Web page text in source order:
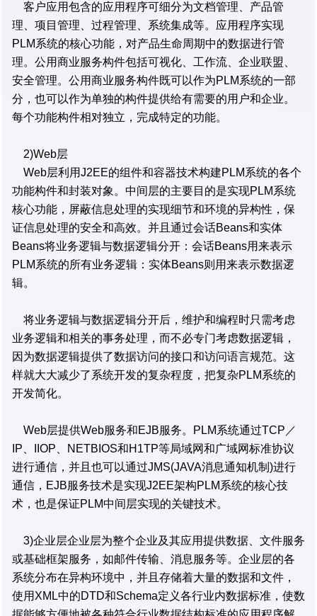
客户应用包含的应用程序可细分为文档管理、产品管
理、项目管理、过程管理、系统集成等。应用程序实现
PLM系统的核心功能，对产品生命周期中的数据进行管
理。公用商业服务构件包括可视化、工作流、企业联盟、
安全管理。公用商业服务构件既可以作为PLM系统的一部
分，也可以作为单独的构件提供给有需要的用户和企业。
每个功能构件相对独立，完成特定的功能。
2)Web层
Web层利用J2EE的组件和容器技术构建PLM系统的各个
功能构件和封装对象。中间层的主要目的是实现PLM系统
核心功能，屏蔽信息处理的实现细节和环境的异构性，保
证信息处理的安全和高效。并且通过会话Beans和实体
Beans将业务逻辑与数据逻辑分开：会话Beans用来表示
PLM系统的所有业务逻辑：实体Beans则用来表示数据逻
辑。
将业务逻辑与数据逻辑分开后，维护和编程时只需考虑
业务逻辑和相关的事务处理，而不必专门考虑数据逻辑，
因为数据逻辑提供了数据访问的接口和访问语言规范。这
样就大大减少了系统开发的复杂程度，把复杂PLM系统的
开发简化。
Web层提供Web服务和EJB服务。PLM系统通过TCP／
IP、IIOP、NETBIOS和H1TP等局域网和广域网标准协议
进行通信，并且也可以通过JMS(JAVA消息通知机制)进行
通信，EJB服务技术是实现J2EE架构PLM系统的核心技
术，也是保证PLM中间层实现的关键技术。
3)企业层企业层为整个企业及其应用提供数据、文件服务
或基础框架服务，如邮件传输、消息服务等。企业层的各
系统分布在异构环境中，并且存储着大量的数据和文件，
使用XML中的DTD和Schema定义各行业内数据标准，使数